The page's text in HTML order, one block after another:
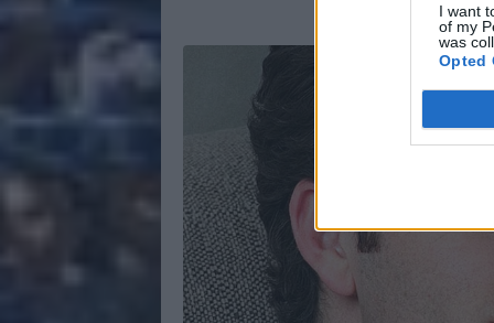
I want
of my
was
Opted